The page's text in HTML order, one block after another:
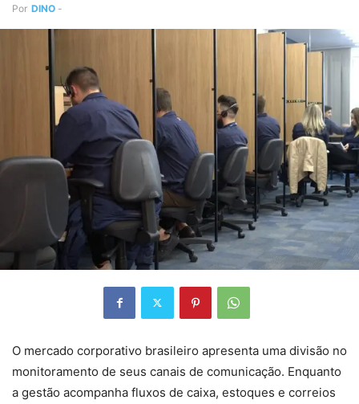
Por DINO -
O mercado corporativo brasileiro apresenta uma divisão no
monitoramento de seus canais de comunicação. Enquanto
a gestão acompanha fluxos de caixa, estoques e correios